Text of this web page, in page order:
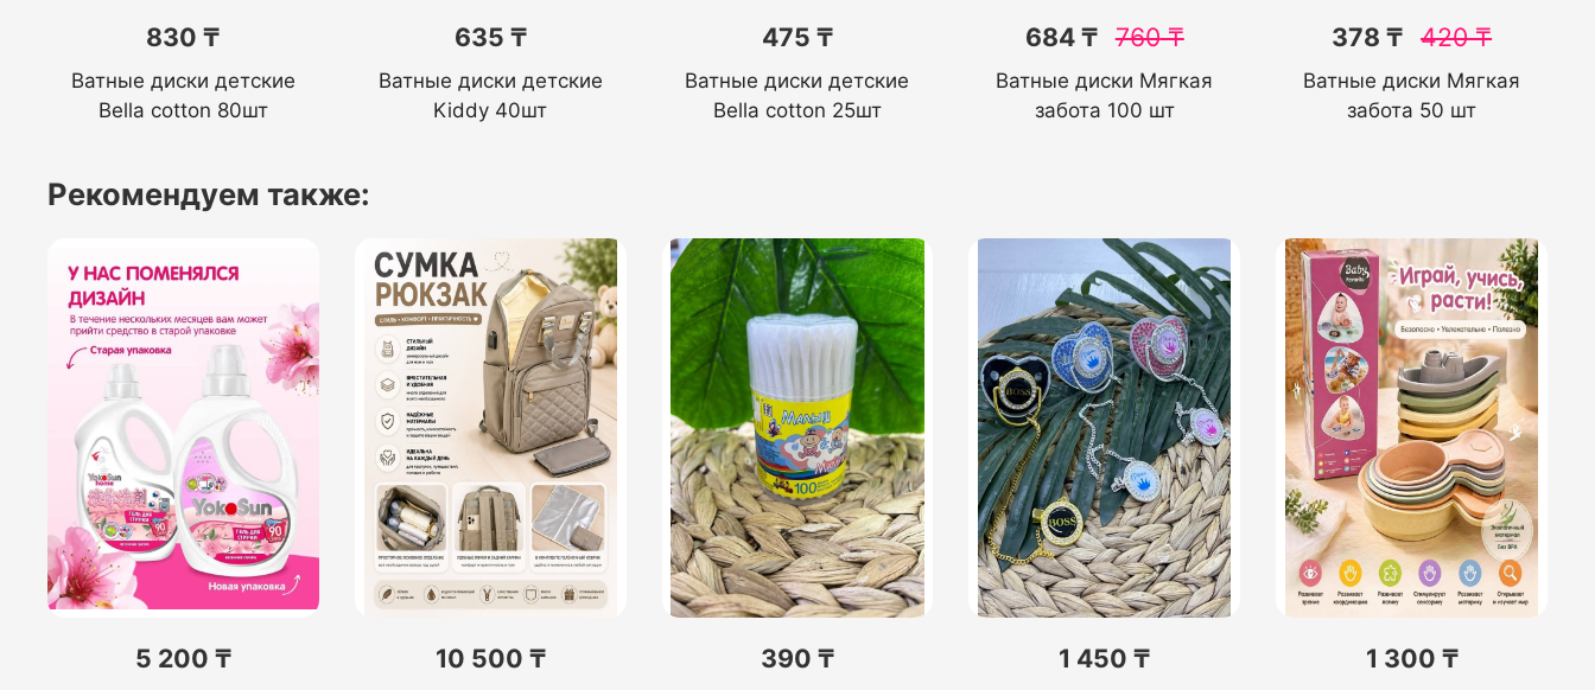
830 ₸
Ватные диски детские
Bella cotton 80шт
635 ₸
Ватные диски детские
Kiddy 40шт
475 ₸
Ватные диски детские
Bella cotton 25шт
684 ₸ 760₸
Ватные диски Мягкая
забота 100 шт
378 ₸ 420₸
Ватные диски Мягкая
забота 50 шт
Рекомендуем также:
5 200 ₸ 10 500 ₸ 390 ₸ 1 450 ₸ 1 300 ₸